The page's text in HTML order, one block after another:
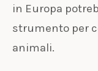
in Europa
strumento per
animali.